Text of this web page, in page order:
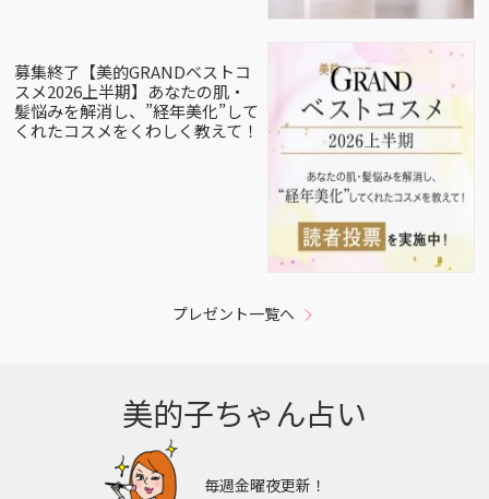
募集終了【美的GRANDベストコ
スメ2026上半期】あなたの肌・
髪悩みを解消し、”経年美化”して
くれたコスメをくわしく教えて！
プレゼント一覧へ
美的子ちゃん占い
毎週金曜夜更新！